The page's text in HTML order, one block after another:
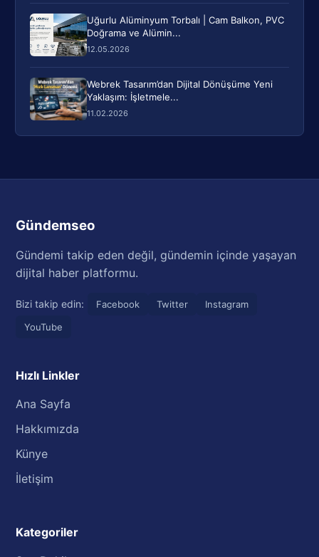
Uğurlu Alüminyum Torbalı | Cam Balkon, PVC
Doğrama ve Alümin...
12.05.2026
Webrek Tasarım’dan Dijital Dönüşüme Yeni
Yaklaşım: İşletmele...
11.02.2026
Gündemseo
Gündemi takip eden değil, gündemin içinde yaşayan
dijital haber platformu.
Bizi takip edin: Facebook Twitter
Instagram
YouTube
Hızlı Linkler
Ana Sayfa
Hakkımızda
Künye
İletişim
Kategoriler